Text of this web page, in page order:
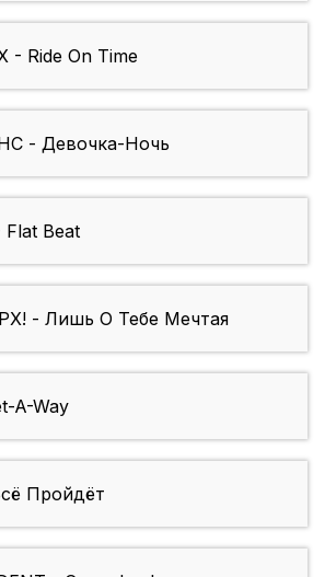
- Ride On Time
- Девочка-Ночь
Flat Beat
- Лишь О Тебе Мечтая
A-Way
Пройдёт